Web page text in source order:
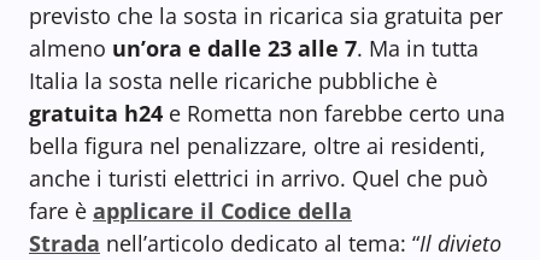
previsto che la sosta in ricarica sia gratuita per
almeno un’ora e dalle 23 alle 7. Ma in tutta
Italia la sosta nelle ricariche pubbliche è
gratuita h24 e Rometta non farebbe certo una
bella figura nel penalizzare, oltre ai residenti,
anche i turisti elettrici in arrivo. Quel che può
fare è applicare il Codice della
Strada nell’articolo dedicato al tema: “Il divieto